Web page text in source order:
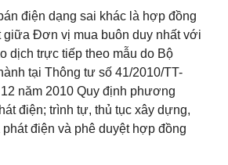
điện dạng sai khác là hợp đồng
giữa Đơn vị mua buôn duy nhất với
dịch trực tiếp theo mẫu do Bộ
tại Thông tư số 41/2010/TT-
năm 2010 Quy định phương
điện; trình tự, thủ tục xây dựng,
điện và phê duyệt hợp đồng